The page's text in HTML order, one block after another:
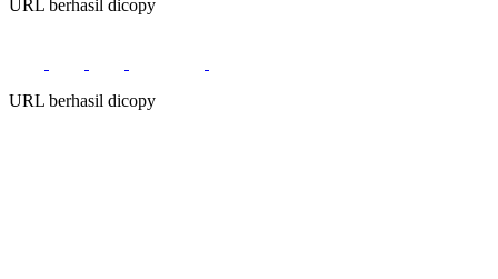
URL berhasil dicopy
URL berhasil dicopy